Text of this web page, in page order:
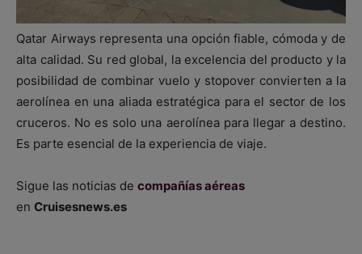
Qatar Airways representa una opción fiable, cómoda y de
alta calidad. Su red global, la excelencia del producto y la
posibilidad de combinar vuelo y stopover convierten a la
aerolínea en una aliada estratégica para el sector de los
cruceros. No es solo una aerolínea para llegar a destino.
Es parte esencial de la experiencia de viaje.
Sigue las noticias de compañías aéreas
en Cruisesnews.es